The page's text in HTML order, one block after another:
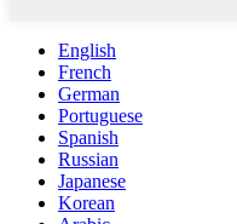
English
French
German
Portuguese
Spanish
Russian
Japanese
Korean